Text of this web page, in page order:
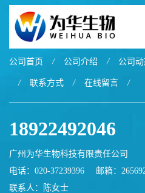
公司首页 / 公司介绍 / 公司
/ 联系方式 / 在线留言 /
18922492046
广州为华生物科技有限责任公司
电话：020-37239396
邮箱：
联系人：陈女士